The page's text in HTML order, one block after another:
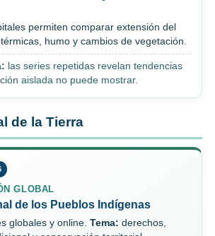
permiten comparar extensión del
humo y cambios de vegetación.
las series repetidas revelan tendencias
aislada no puede mostrar.
de la Tierra
GLOBAL
de los Pueblos Indígenas
globales y online. Tema: derechos,